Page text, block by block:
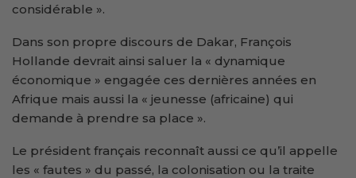
considérable ».
Dans son propre discours de Dakar, François
Hollande devrait ainsi saluer la « dynamique
économique » engagée ces dernières années en
Afrique mais aussi la « jeunesse (africaine) qui
demande à prendre sa place ».
Le président français reconnaît aussi ce qu’il appelle
les « fautes » du passé, la colonisation ou la traite